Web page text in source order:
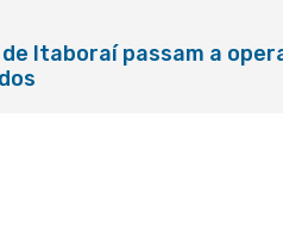
Itaboraí passam a